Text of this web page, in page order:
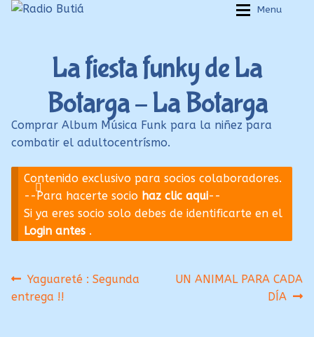
Ir
navegación
Ir
Menu
Armá tu playlist
Quehacer Educativo
Propuestas para el aula
Discoteca Digital Butiá
Hágase socio
Ayuda
Armá tu playlist
Quehacer Educativo
Propuestas para el aula
Discoteca Digital Butiá
Hágase socio
Ayuda
La fiesta funky de La
Botarga – La Botarga
Comprar Album Música Funk para la niñez para
combatir el adultocentrísmo.
Contenido exclusivo para socios colaboradores.
--Para hacerte socio haz clic aqui--
Si ya eres socio solo debes de identificarte en el
Login antes .
Navegación
de
Anterior:
Yaguareté : Segunda
entrega !!
Siguiente:
UN ANIMAL PARA CADA
DÍA